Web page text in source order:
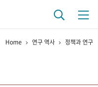
Home 연구 역사 정책과 연구